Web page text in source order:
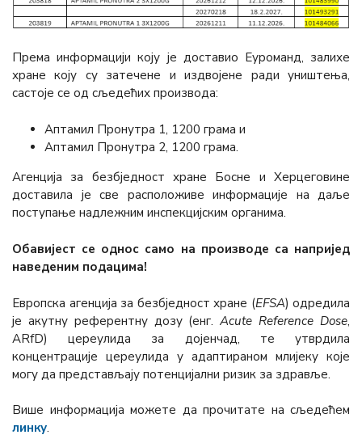
Према информацији коју је доставио Еуроманд, залихе
хране коју су затечене и издвојене ради уништења,
састоје се од сљедећих производа:
Аптамил Пронутра 1, 1200 грама и
Аптамил Пронутра 2, 1200 грама.
Агенција за безбједност хране Босне и Херцеговине
доставила је све расположиве информације на даље
поступање надлежним инспекцијским органима.
Обавијест се однос само на производе са напријед
наведеним подацима!
Европска агенција за безбједност хране (ЕFSА) одредила
је акутну референтну дозу (енг.Acute Reference Dose,
ARfD) цереулида за дојенчад, те утврдила
концентрације цереулида у адаптираном млијеку које
могу да представљају потенцијални ризик за здравље.
Више информација можете да прочитате на сљедећем
линку.